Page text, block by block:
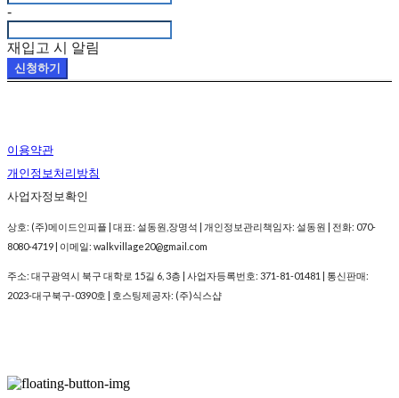
-
재입고 시 알림
신청하기
이용약관
개인정보처리방침
사업자정보확인
상호: (주)메이드인피플 | 대표: 설동원,장명석 | 개인정보관리책임자: 설동원 | 전화: 070-
8080-4719 | 이메일: walkvillage20@gmail.com
주소: 대구광역시 북구 대학로 15길 6, 3층 | 사업자등록번호: 371-81-01481
| 통신판매:
2023-대구북구-0390호 | 호스팅제공자: (주)식스샵